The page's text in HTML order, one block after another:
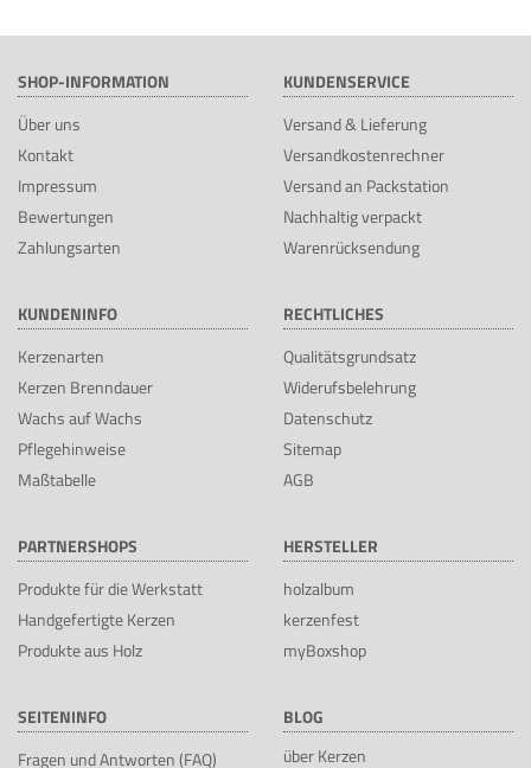
SHOP-INFORMATION
Über uns
Kontakt
Impressum
Bewertungen
Zahlungsarten
KUNDENSERVICE
Versand & Lieferung
Versandkostenrechner
Versand an Packstation
Nachhaltig verpackt
Warenrücksendung
KUNDENINFO
Kerzenarten
Kerzen Brenndauer
Wachs auf Wachs
Pflegehinweise
Maßtabelle
RECHTLICHES
Qualitätsgrundsatz
Widerufsbelehrung
Datenschutz
Sitemap
AGB
PARTNERSHOPS
Produkte für die Werkstatt
Handgefertigte Kerzen
Produkte aus Holz
HERSTELLER
holzalbum
kerzenfest
myBoxshop
SEITENINFO
Fragen und Antworten (FAQ)
BLOG
über Kerzen